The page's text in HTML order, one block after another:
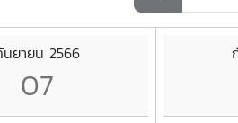
ยายน 2566
07